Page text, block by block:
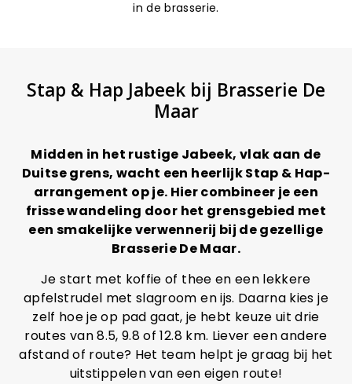
in de brasserie.
Stap & Hap Jabeek bij Brasserie De
Maar
Midden in het rustige Jabeek, vlak aan de
Duitse grens, wacht een heerlijk Stap & Hap-
arrangement op je. Hier combineer je een
frisse wandeling door het grensgebied met
een smakelijke verwennerij bij de gezellige
Brasserie De Maar.
Je start met koffie of thee en een lekkere
apfelstrudel met slagroom en ijs. Daarna kies je
zelf hoe je op pad gaat, je hebt keuze uit drie
routes van 8.5, 9.8 of 12.8 km. Liever een andere
afstand of route? Het team helpt je graag bij het
uitstippelen van een eigen route!